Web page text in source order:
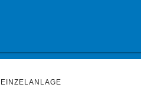
EINZELANLAGE